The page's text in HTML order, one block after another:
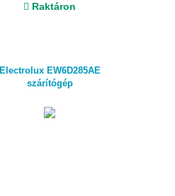
Raktáron
Electrolux EW6D285AE
szárítógép